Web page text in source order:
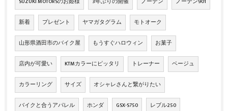
新着 プレゼント ヤマガタグラム モトオーク
山形県酒田市のバイク屋 もうすぐハロウィン お菓子
店内が可愛い KTMカラーにピッタリ トレーナー ベージュ
カラーリング サイズ オシャレさんと繋がりたい
バイクと合うアパレル ホンダ GSX-S750 レブル250